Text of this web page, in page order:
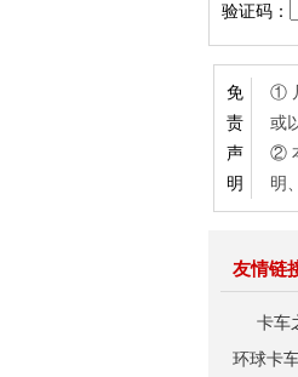
验证码：
免
责
声
明
①
或
②
明
友情链
卡车
环球卡